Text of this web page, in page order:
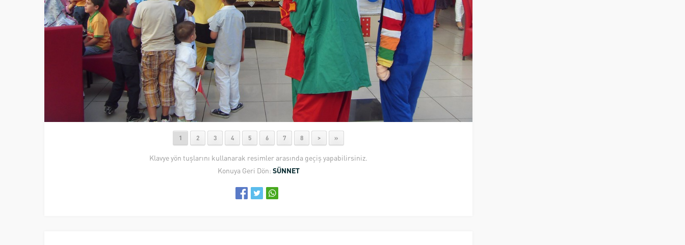
1 2 3 4 5 6 7 8 > »
Klavye yön tuşlarını kullanarak resimler arasında geçiş yapabilirsiniz.
Konuya Geri Dön: SÜNNET